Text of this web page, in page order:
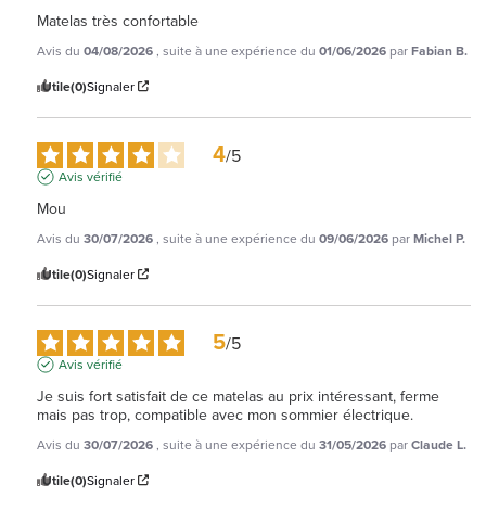
Matelas très confortable
Avis du 04/08/2026, suite à une expérience du 01/06/2026 parFabian B.
Utile(0)Signaler
4/5
Avis vérifié
Mou
Avis du 30/07/2026, suite à une expérience du 09/06/2026 parMichel P.
Utile(0)Signaler
5/5
Avis vérifié
Je suis fort satisfait de ce matelas au prix intéressant, ferme
mais pas trop, compatible avec mon sommier électrique.
Avis du 30/07/2026, suite à une expérience du 31/05/2026 parClaude L.
Utile(0)Signaler